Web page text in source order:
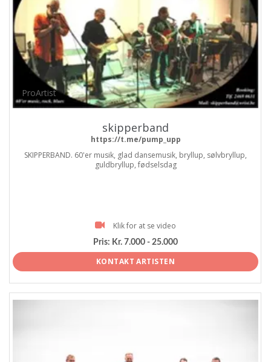
ProArtist
skipperband
https://t.me/pump_upp
SKIPPERBAND. 60'er musik, glad dansemusik, bryllup, sølvbryllup,
guldbryllup, fødselsdag
Klik for at se video
Pris: Kr. 7.000 - 25.000
KONTAKT ARTISTEN